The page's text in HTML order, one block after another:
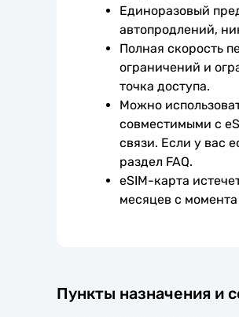
Единоразовый
автопродлений,
Полная скорость
ограничений и
точка доступа.
Можно
совместимыми с
связи. Если у вас
раздел FAQ.
eSIM-карта
месяцев с
Пункты назначения и